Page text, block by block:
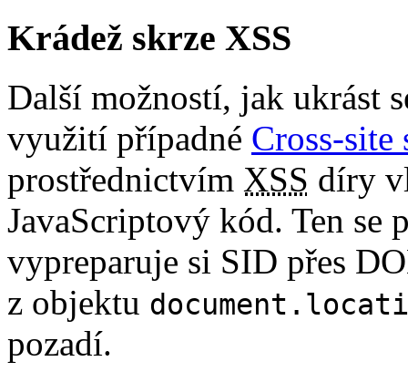
Krádež skrze XSS
Další možností, jak ukrást
využití případné Cross-
prostřednictvím XSS díry
JavaScriptový kód. Ten se
vypreparuje si SID přes
z objektu
pozadí.